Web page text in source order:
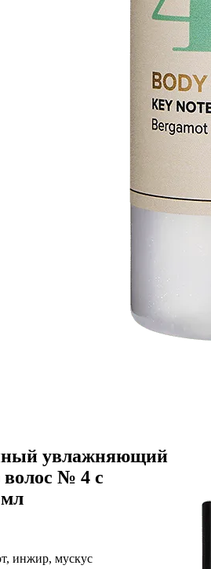
увлажняющий
волос № 4 с
инжир, мускус